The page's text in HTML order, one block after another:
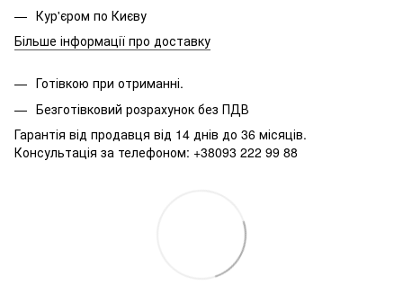
Кур'єром по Києву
Більше інформації про доставку
Готівкою при отриманні.
Безготівковий розрахунок без ПДВ
Гарантія від продавця від 14 днів до 36 місяців.
Консультація за телефоном: +38093 222 99 88